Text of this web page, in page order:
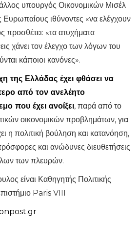
υπουργός Οικονομικών Μισέλ
ιθύνοντες «να ελέγχουν
προσθέτει: «τα ατυχήματα
χάνει τον έλεγχο των λόγων του
κάποιοι κανόνες».
της Ελλάδας έχει φθάσει να
από τον ανελέητο
που έχει ανοίξει, παρά από το
οικονομικών προβλημάτων, για
η πολιτική βούληση και κατανόηση,
και ανώδυνες διευθετήσεις
των πλευρών.
είναι Καθηγητής Πολιτικής
Paris VIII